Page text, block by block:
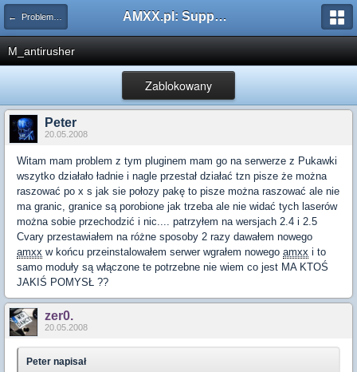
← Problemy z pluginami AMXX.pl: Support AMX Mod X i SourceMod
M_antirusher
Zablokowany
Peter
20.05.2008
Witam mam problem z tym pluginem mam go na serwerze z Pukawki
wszytko działało ładnie i nagle przestał działać tzn pisze że można
raszować po x s jak sie połozy pakę to pisze można raszować ale nie
ma granic, granice są porobione jak trzeba ale nie widać tych laserów
można sobie przechodzić i nic.... patrzyłem na wersjach 2.4 i 2.5
Cvary przestawiałem na różne sposoby 2 razy dawałem nowego
amxx w końcu przeinstalowałem serwer wgrałem nowego amxx i to
samo moduły są włączone te potrzebne nie wiem co jest MA KTOŚ
JAKIŚ POMYSŁ ??
zer0.
20.05.2008
Peter napisał